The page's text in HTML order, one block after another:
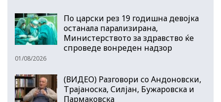
По царски рез 19 годишна девојка
останала парализирана,
Министерството за здравство ќе
спроведе вонреден надзор
01/08/2026
(ВИДЕО) Разговори со Андоновски,
Трајаноска, Силјан, Бужаровска и
Пармаковска